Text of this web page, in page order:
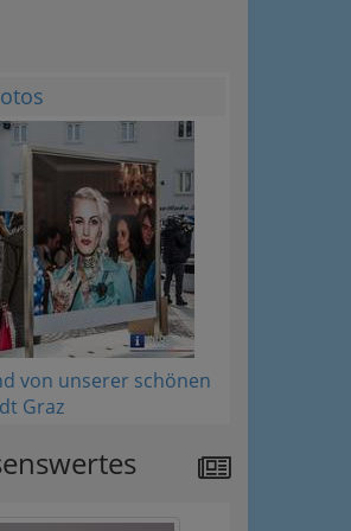
von unserer schönen
Graz